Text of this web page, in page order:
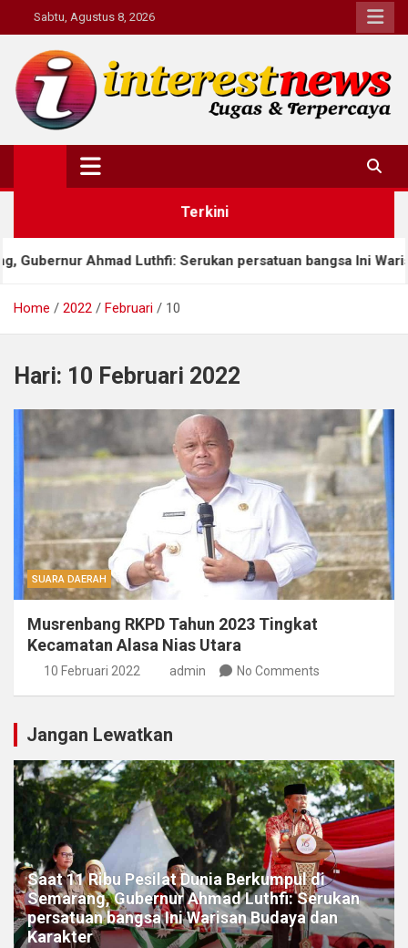
to
content
Sabtu, Agustus 8, 2026
Interestnews.or.id
Terkini
Ahmad Luthfi: Serukan persatuan bangsa Ini Warisan
Home 2022 Februari 10
Hari: 10 Februari 2022
SUARA DAERAH
Musrenbang RKPD Tahun 2023 Tingkat
Kecamatan Alasa Nias Utara
10 Februari 2022 admin No Comments
Jangan Lewatkan
Saat 11 Ribu Pesilat Dunia Berkumpul di
Semarang, Gubernur Ahmad Luthfi: Serukan
persatuan bangsa Ini Warisan Budaya dan
Karakter